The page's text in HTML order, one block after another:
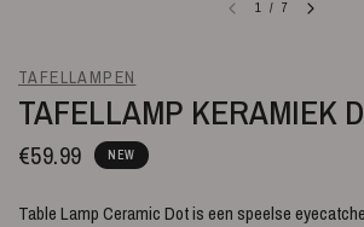
1 / 7
TAFELLAMPEN
TAFELLAMP KERAMIEK
€59.99 NEW
Table Lamp Ceramic Dot is een speelse